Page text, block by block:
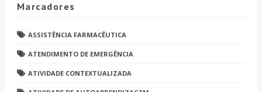
Marcadores
ASSISTÊNCIA FARMACÊUTICA
ATENDIMENTO DE EMERGÊNCIA
ATIVIDADE CONTEXTUALIZADA